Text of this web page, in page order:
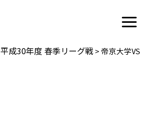
Main
Menu
平成30年度 春季リーグ戦> 帝京大学VS